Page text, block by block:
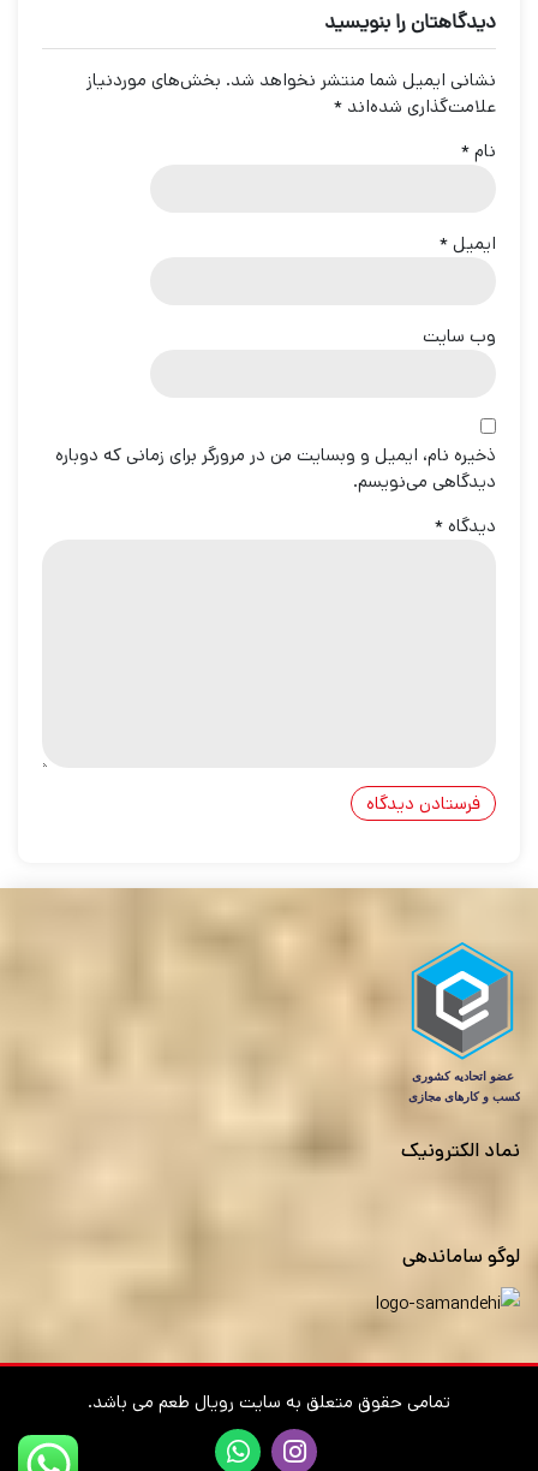
دیدگاهتان را بنویسید
نشانی ایمیل شما منتشر نخواهد شد. بخش‌های موردنیاز
علامت‌گذاری شده‌اند *
نام*
ایمیل*
وب‌ سایت
ذخیره نام، ایمیل و وبسایت من در مرورگر برای زمانی که دوباره
دیدگاهی می‌نویسم.
دیدگاه*
نماد الکترونیک
لوگو ساماندهی
تمامی حقوق متعلق به سایت رویال طعم می باشد.